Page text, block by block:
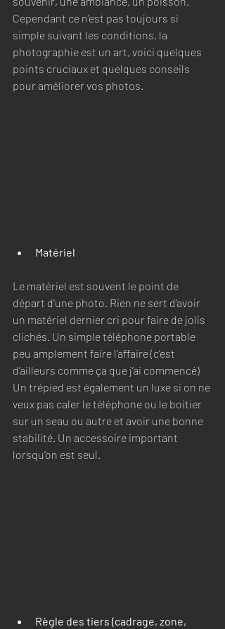
Cependant ce n’est pas toujours si
simple suivant les conditions, la
photographie est un art, voici quelques
points cruciaux et quelques conseils
pour améliorer vos photos.
Matériel
Le matériel est souvent le point de
départ d’une photo. Rien ne sert d’avoir
un matériel dernier cri pour faire de jolis
clichés. Un simple téléphone portable
peu amplement faire l’affaire (c’est
d’ailleurs comme ça que j’ai commencé)
Un trépied est également un luxe si on ne
veux pas caler le téléphone ou le boitier
sur un seau ou autre et avoir une bonne
stabilité. Un accessoire important
lorsqu’on est seul.
Règle des tiers (cadrage, zone,